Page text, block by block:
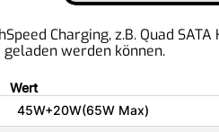
Charging, z.B. Quad
werden können.
Wert
45W+20W(65W Max)